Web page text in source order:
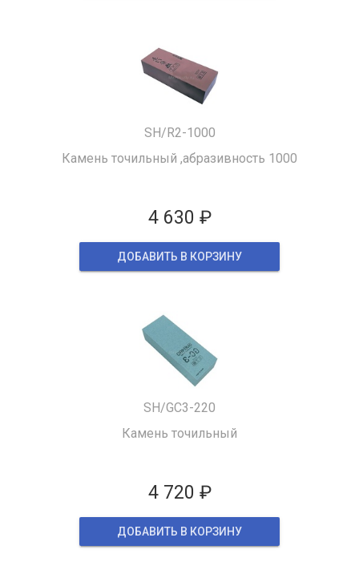
SH/R2-1000
Камень точильный ,абразивность 1000
4 630 ₽
ДОБАВИТЬ В КОРЗИНУ
SH/GC3-220
Камень точильный
4 720 ₽
ДОБАВИТЬ В КОРЗИНУ